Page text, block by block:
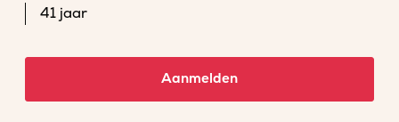
41 jaar
Aanmelden